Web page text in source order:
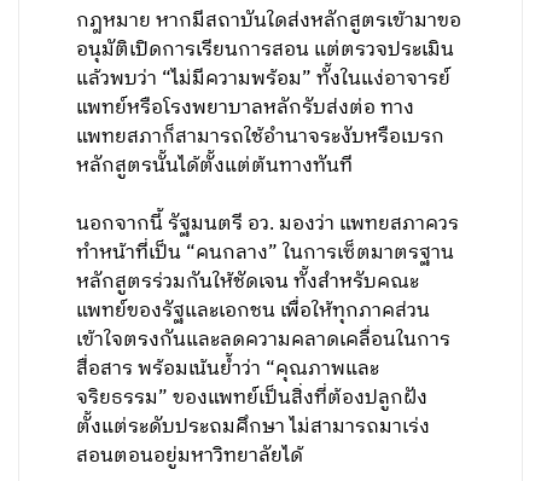
กฎหมาย หากมีสถาบันใดส่งหลักสูตรเข้ามาขอ
อนุมัติเปิดการเรียนการสอน แต่ตรวจประเมิน
แล้วพบว่า “ไม่มีความพร้อม” ทั้งในแง่อาจารย์
แพทย์หรือโรงพยาบาลหลักรับส่งต่อ ทาง
แพทยสภาก็สามารถใช้อำนาจระงับหรือเบรก
หลักสูตรนั้นได้ตั้งแต่ต้นทางทันที
นอกจากนี้ รัฐมนตรี อว. มองว่า แพทยสภาควร
ทำหน้าที่เป็น “คนกลาง” ในการเซ็ตมาตรฐาน
หลักสูตรร่วมกันให้ชัดเจน ทั้งสำหรับคณะ
แพทย์ของรัฐและเอกชน เพื่อให้ทุกภาคส่วน
เข้าใจตรงกันและลดความคลาดเคลื่อนในการ
สื่อสาร พร้อมเน้นย้ำว่า “คุณภาพและ
จริยธรรม” ของแพทย์เป็นสิ่งที่ต้องปลูกฝัง
ตั้งแต่ระดับประถมศึกษา ไม่สามารถมาเร่ง
สอนตอนอยู่มหาวิทยาลัยได้